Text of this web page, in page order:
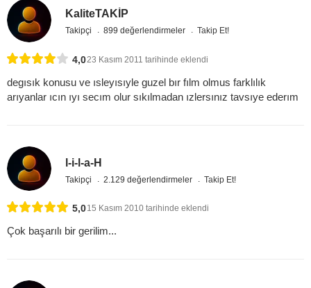
KaliteTAKİP
Takipçi 899 değerlendirmeler Takip Et!
4,023 Kasım 2011 tarihinde eklendi
degısık konusu ve ısleyısıyle guzel bır fılm olmus farklılık
arıyanlar ıcın ıyı secım olur sıkılmadan ızlersınız tavsıye ederım
l-i-l-a-H
Takipçi 2.129 değerlendirmeler Takip Et!
5,015 Kasım 2010 tarihinde eklendi
Çok başarılı bir gerilim...